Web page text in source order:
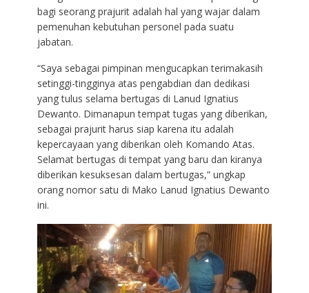
bagi seorang prajurit adalah hal yang wajar dalam
pemenuhan kebutuhan personel pada suatu
jabatan.
“Saya sebagai pimpinan mengucapkan terimakasih
setinggi-tingginya atas pengabdian dan dedikasi
yang tulus selama bertugas di Lanud Ignatius
Dewanto. Dimanapun tempat tugas yang diberikan,
sebagai prajurit harus siap karena itu adalah
kepercayaan yang diberikan oleh Komando Atas.
Selamat bertugas di tempat yang baru dan kiranya
diberikan kesuksesan dalam bertugas,” ungkap
orang nomor satu di Mako Lanud Ignatius Dewanto
ini.